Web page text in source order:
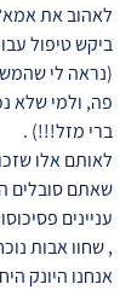
לאהוב את
ביקש טיפול
פה, ולמי שלא
ברי מזל!!!) .
לאותם אלו
שאתם סובלים
עניינים
, שחוו אבות
אנחנו היונק